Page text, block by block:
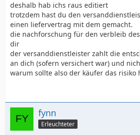
deshalb hab ichs raus editiert
trotzdem hast du den
einen liefervertrag mit dem gemacht.
die nachforschung für den verbleib
dir
der versanddienstleister zahlt die
an dich (sofern versichert war) und
warum sollte also der käufer das risiko
fynn
Erleuchteter